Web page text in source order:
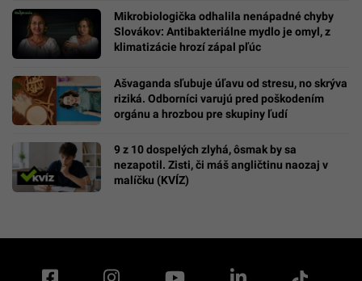
Mikrobiologička odhalila nenápadné chyby
Slovákov: Antibakteriálne mydlo je omyl, z
klimatizácie hrozí zápal pľúc
Ašvaganda sľubuje úľavu od stresu, no skrýva
riziká. Odborníci varujú pred poškodením
orgánu a hrozbou pre skupiny ľudí
9 z 10 dospelých zlyhá, ôsmak by sa
nezapotil. Zisti, či máš angličtinu naozaj v
malíčku (KVÍZ)